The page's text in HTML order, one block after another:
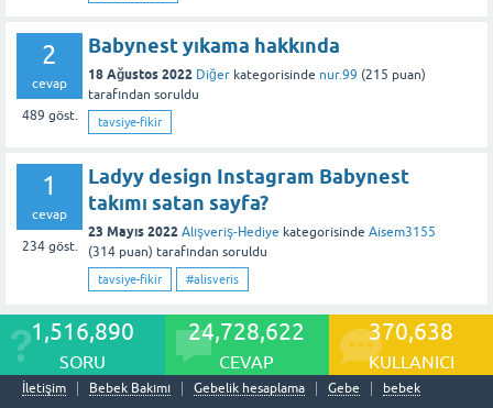
2
cevap
489 göst.
Babynest yıkama hakkında
18 Ağustos 2022 Diğer kategorisinde nur.99 (215 puan)
tarafından soruldu
tavsiye-fikir
1
cevap
234göst.
Ladyy design Instagram Babynest
takımı satan sayfa?
23 Mayıs 2022 Alışveriş-Hediye kategorisinde Aisem3155
(314 puan) tarafından soruldu
tavsiye-fikir #alisveris
1,516,890
SORU
24,728,622
CEVAP
370,638
KULLANICI
İletişim Bebek Bakımı Gebelik hesaplama Gebe bebek